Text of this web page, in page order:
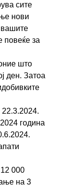
сите
нови
вашите
повеќе за
што
ден. Затоа
22.3.2024.
година
000
на 3